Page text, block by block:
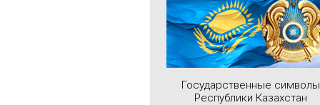
Государственные символы
Республики Казахстан